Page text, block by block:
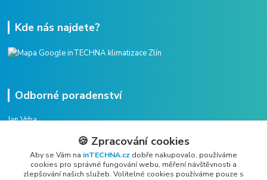
Kde nás najdete?
Odborné poradenství
Jan Vrba
vrba@intechna.cz
🍪 Zpracování cookies
Aby se Vám na inTECHNA.cz dobře nakupovalo, používáme
cookies pro správné fungování webu, měření návštěvnosti a
zlepšování našich služeb. Volitelné cookies používáme pouze s